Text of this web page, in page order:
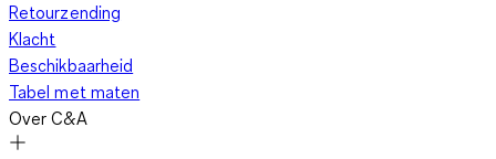
Retourzending
Klacht
Beschikbaarheid
Tabel met maten
Over C&A